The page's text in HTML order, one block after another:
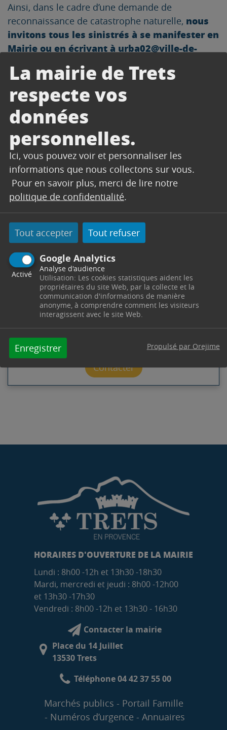
La mairie de Trets
respecte vos
données
personnelles.
Ici, vous pouvez voir et personnaliser les
informations que nous collectons sur vous.
Pour en savoir plus, merci de lire notre
politique de confidentialité.
Tout accepter Tout refuser
Google Analytics
Activé
Analyse d'audience
Utilisation: Les cookies statistiques aident les
propriétaires du site Web, par la collecte et la
communication d'informations de manière
anonyme, à comprendre comment les visiteurs
interagissent avec le site Web.
Enregistrer Propulsé par Orejime
Ainsi, dans le cadre d’une demande de
reconnaissance de catastrophe naturelle, nous
invitons tous les sinistrés à se manifester en
Mairie ou en écrivant à urba02@ville-de-
Afin de faciliter ce travail de recensement, il est
fortement conseillé de joindre à la déclaration
des
photographies et une courte lettre
décrivant les dégâts (avec un numéro de
téléphone et/ou un courriel).
La date limite de déclaration est fixée au
mercredi 09/11/2022 inclus.
CONTACT
ACCUEIL URBANISME -
AMÉNAGEMENT DU TERRITOIRE
Hôtel de VillePlace du 14 Juillet13530Trets
Télephone : 04 42 37 55 18
Horaires : Lundi, mardi & mercredi : 8h30-12h00 /
16h30 - Fermé le jeudi - urba02@trets.fr
Contacter par mail
Contacter
HORAIRES D'OUVERTURE DE LA MAIRIE
Lundi : 8h00 -12h et 13h30 -18h30
Mardi, mercredi et jeudi : 8h00 -12h00
et 13h30 -17h30
Vendredi : 8h00 -12h et 13h30 - 16h30
Contacter la mairie
Place du 14 Juillet
13530 Trets
Téléphone 04 42 37 55 00
Marchés publics
Portail Famille
Numéros d’urgence
Annuaires